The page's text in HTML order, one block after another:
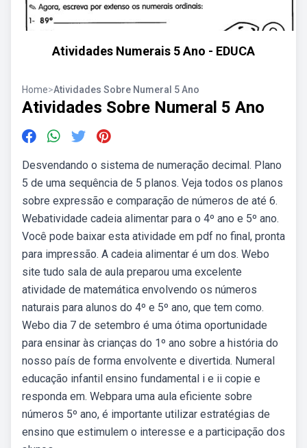
Atividades Numerais 5 Ano - EDUCA
Home>Atividades Sobre Numeral 5 Ano
Atividades Sobre Numeral 5 Ano
Desvendando o sistema de numeração decimal. Plano
5 de uma sequência de 5 planos. Veja todos os planos
sobre expressão e comparação de números de até 6.
Webatividade cadeia alimentar para o 4º ano e 5º ano.
Você pode baixar esta atividade em pdf no final, pronta
para impressão. A cadeia alimentar é um dos. Webo
site tudo sala de aula preparou uma excelente
atividade de matemática envolvendo os números
naturais para alunos do 4º e 5º ano, que tem como.
Webo dia 7 de setembro é uma ótima oportunidade
para ensinar às crianças do 1º ano sobre a história do
nosso país de forma envolvente e divertida. Numeral
educação infantil ensino fundamental i e ii copie e
responda em. Webpara uma aula eficiente sobre
números 5º ano, é importante utilizar estratégias de
ensino que estimulem o interesse e a participação dos